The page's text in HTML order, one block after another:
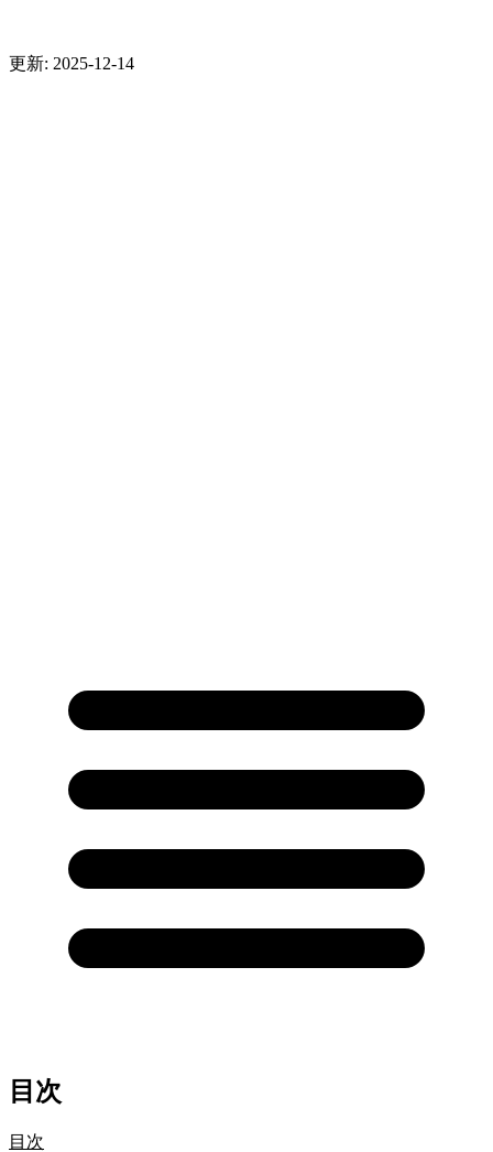
更新: 2025-12-14
目次
目次